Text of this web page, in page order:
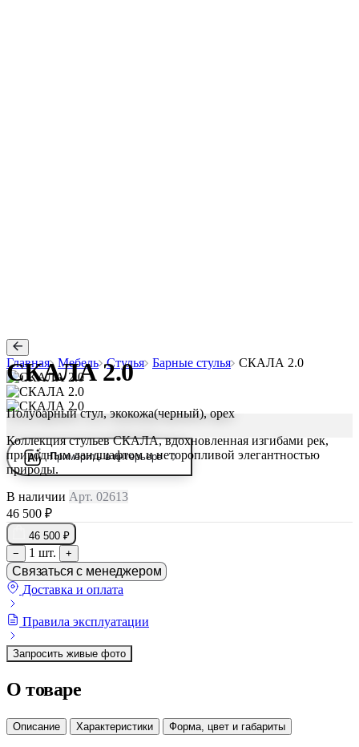
Главная Мебель Стулья Барные стулья СКАЛА 2.0
Примерить в интерьере
СКАЛА 2.0
Полубарный стул, экокожа(черный), орех
Коллекция стульев СКАЛА, вдохновленная изгибами рек,
природным ландшафтом и неторопливой элегантностью
природы.
В наличии Арт. 02613
46 500 ₽
46 500 ₽
−
1 шт. +
Связаться с менеджером
Доставка и оплата
Правила эксплуатации
Запросить живые фото
О товаре
Описание Характеристики Форма, цвет и габариты